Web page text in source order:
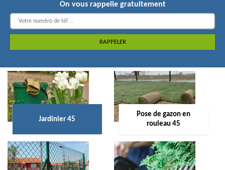
On vous rappelle gratuitement
Jardinier 45
Pose de gazon en
rouleau 45